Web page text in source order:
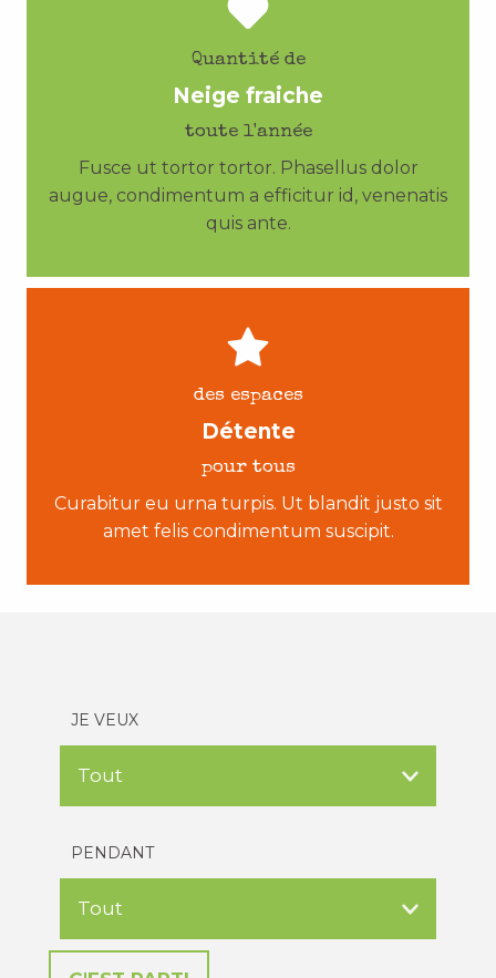
Quantité de
Neige fraiche
toute l'année
Fusce ut tortor tortor. Phasellus dolor
augue, condimentum a efficitur id, venenatis
quis ante.
des espaces
Détente
pour tous
Curabitur eu urna turpis. Ut blandit justo sit
amet felis condimentum suscipit.
JE VEUX
PENDANT